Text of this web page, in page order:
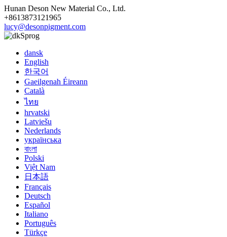
Hunan Deson New Material Co., Ltd.
+8613873121965
lucy@desonpigment.com
Sprog
dansk
English
한국어
Gaeilgenah Éireann
Català
ไทย
hrvatski
Latviešu
Nederlands
українська
বাংলা
Polski
Việt Nam
日本語
Français
Deutsch
Español
Italiano
Português
Türkçe